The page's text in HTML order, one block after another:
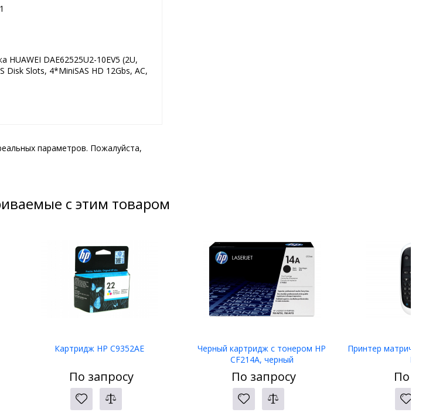
HUAWEI DAE62525U2-10EV5 (2U,
Disk Slots, 4*MiniSAS HD 12Gbs, AC,
параметров. Пожалуйста,
с этим товаром
Картридж HP C9352AE
По запросу
Черный картридж с тонером HP
CF214A, черный
По запросу
Принтер матричный
LW-400
По